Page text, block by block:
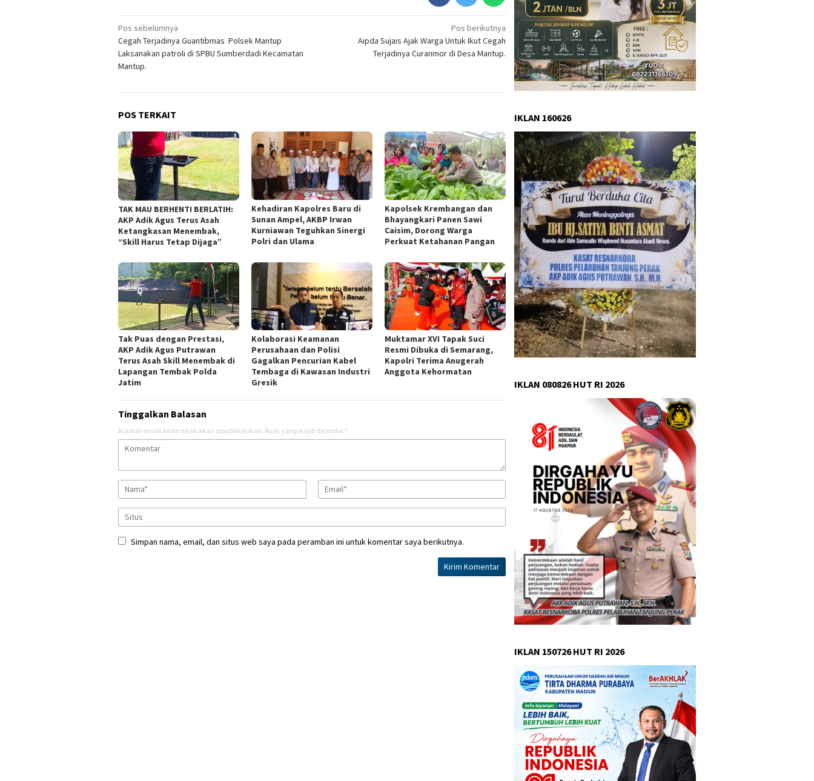
Navigasi
pos
Pos sebelumnya
Cegah Terjadinya Guantibmas Polsek Mantup
Laksanakan patroli di SPBU Sumberdadi Kecamatan
Mantup.
Pos berikutnya
Aipda Sujais Ajak Warga Untuk Ikut Cegah
Terjadinya Curanmor di Desa Mantup.
POS TERKAIT
TAK MAU BERHENTI BERLATIH:
AKP Adik Agus Terus Asah
Ketangkasan Menembak,
“Skill Harus Tetap Dijaga”
Kehadiran Kapolres Baru di
Sunan Ampel, AKBP Irwan
Kurniawan Teguhkan Sinergi
Polri dan Ulama
Kapolsek Krembangan dan
Bhayangkari Panen Sawi
Caisim, Dorong Warga
Perkuat Ketahanan Pangan
Tak Puas dengan Prestasi,
AKP Adik Agus Putrawan
Terus Asah Skill Menembak di
Lapangan Tembak Polda
Jatim
Kolaborasi Keamanan
Perusahaan dan Polisi
Gagalkan Pencurian Kabel
Tembaga di Kawasan Industri
Gresik
Muktamar XVI Tapak Suci
Resmi Dibuka di Semarang,
Kapolri Terima Anugerah
Anggota Kehormatan
Tinggalkan Balasan
Alamat email Anda tidak akan dipublikasikan. Ruas yang wajib ditandai *
Simpan nama, email, dan situs web saya pada peramban ini untuk komentar saya berikutnya.
IKLAN 160626
IKLAN 080826 HUT RI 2026
IKLAN 150726 HUT RI 2026